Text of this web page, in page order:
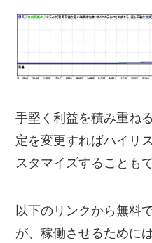
手堅く利益を積み重ね
定を変更すればハイリ
スタマイズすることも
以下のリンクから無料
が、稼働させるために